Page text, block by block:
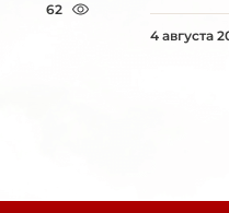
62
4 августа